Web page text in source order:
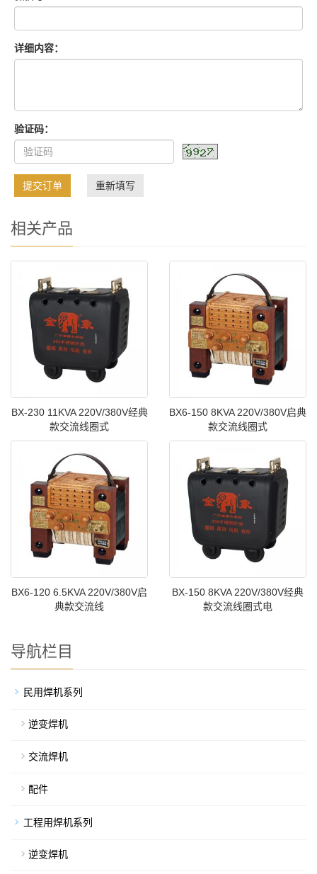
详细内容：
验证码：
提交订单 重新填写
相关产品
BX-230 11KVA 220V/380V经典
款交流线圈式
BX6-150 8KVA 220V/380V启典
款交流线圈式
BX6-120 6.5KVA 220V/380V启
典款交流线
BX-150 8KVA 220V/380V经典
款交流线圈式电
导航栏目
民用焊机系列
逆变焊机
交流焊机
配件
工程用焊机系列
逆变焊机